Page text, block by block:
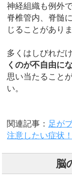
神経組織も例外
脊椎管内、脊髄
じることがありま
多くはしびれだ
くのが不自由に
思い当たること
い。
関連記事： 足が
注意したい症状！
脳